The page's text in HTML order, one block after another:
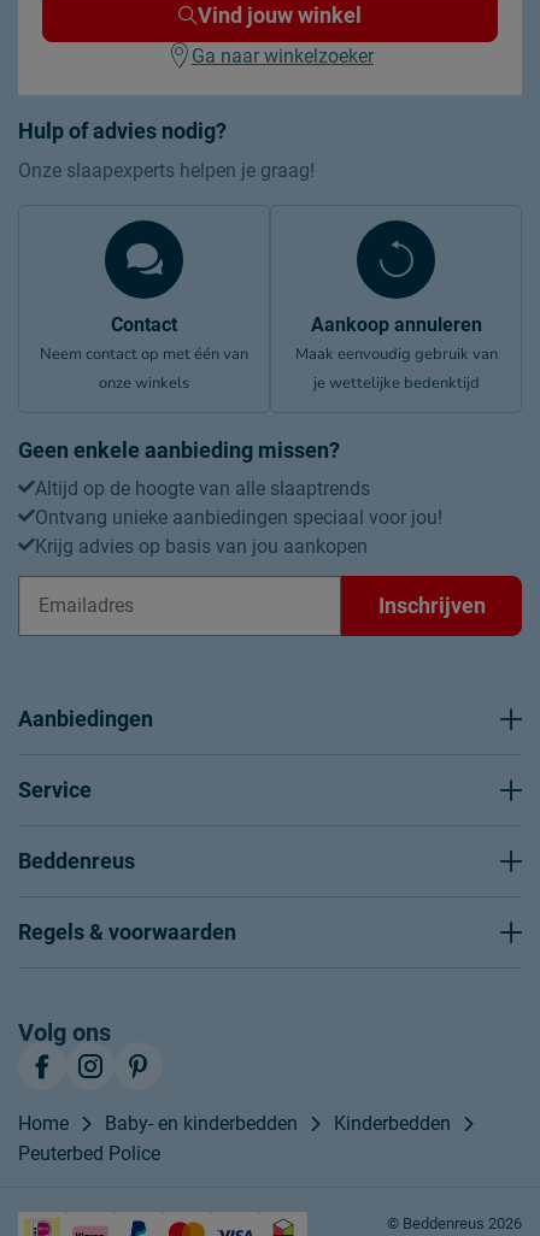
Hulp of advies nodig?
Onze slaapexperts helpen je graag!
Contact
Neem contact op met één van
onze winkels
Aankoop annuleren
Maak eenvoudig gebruik van
je wettelijke bedenktijd
Geen enkele aanbieding missen?
Altijd op de hoogte van alle slaaptrends
Ontvang unieke aanbiedingen speciaal voor jou!
Krijg advies op basis van jou aankopen
Inschrijven
Vind jouw winkel
Ga naar winkelzoeker
Aanbiedingen
Service
Beddenreus
Regels & voorwaarden
Volg ons
Home Baby- en kinderbedden
Kinderbedden
Peuterbed Police
© Beddenreus 2026